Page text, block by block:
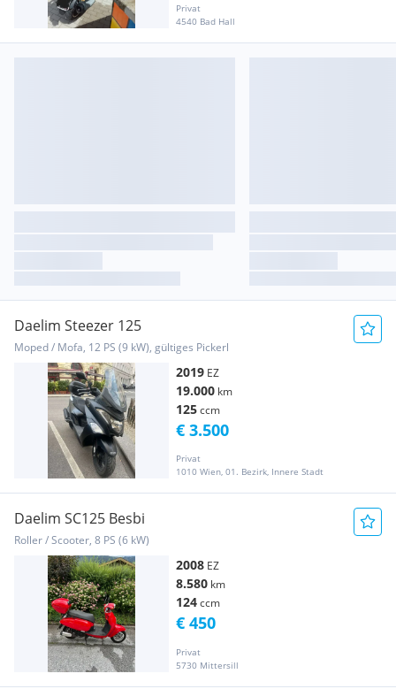
Privat
4540 Bad Hall
Daelim Steezer 125
Moped / Mofa, 12 PS (9 kW), gültiges Pickerl
2019 EZ
19.000 km
125ccm
Privat
1010 Wien, 01. Bezirk, Innere Stadt
€ 3.500
Daelim SC125 Besbi
Roller / Scooter, 8 PS (6 kW)
2008 EZ
8.580 km
124ccm
Privat
5730 Mittersill
€ 450